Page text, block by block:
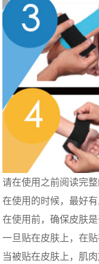
请在使用之前阅读完整
在使用的时候，最好有
在使用前，确保皮肤是
一旦贴在皮肤上，在
当被贴在皮肤上，肌